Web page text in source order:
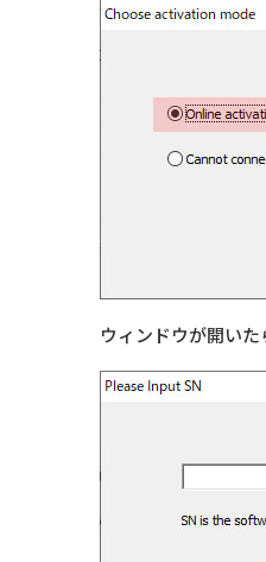
ウィンドウが開い